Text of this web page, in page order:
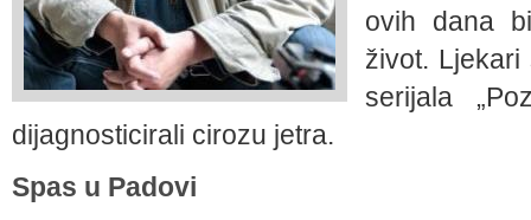
ovih dana
život. Ljekari
serijala
dijagnosticirali cirozu jetra.
Spas u Padovi